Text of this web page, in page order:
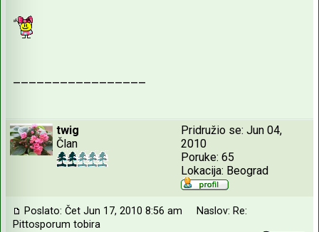
_________________
twig
Član
Pridružio se: Jun 04,
2010
Poruke: 65
Lokacija: Beograd
Poslato: Čet Jun 17, 2010 8:56 am
Naslov: Re:
Pittosporum tobira